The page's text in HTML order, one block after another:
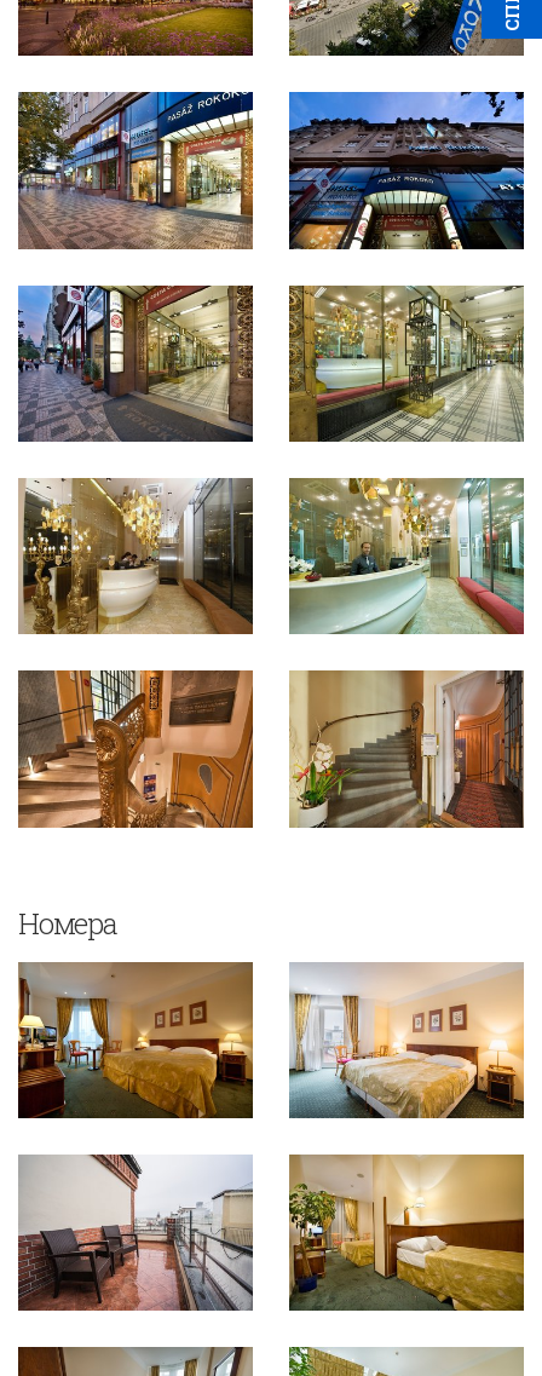
Номера